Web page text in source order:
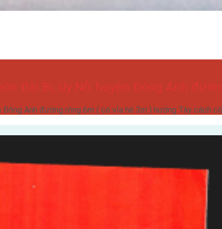
Đài Bi, Uy Nỗ, huyện Đông Anh
Anh đường rộng 6m ( có vỉa hè 3m ) hướng Tây cách